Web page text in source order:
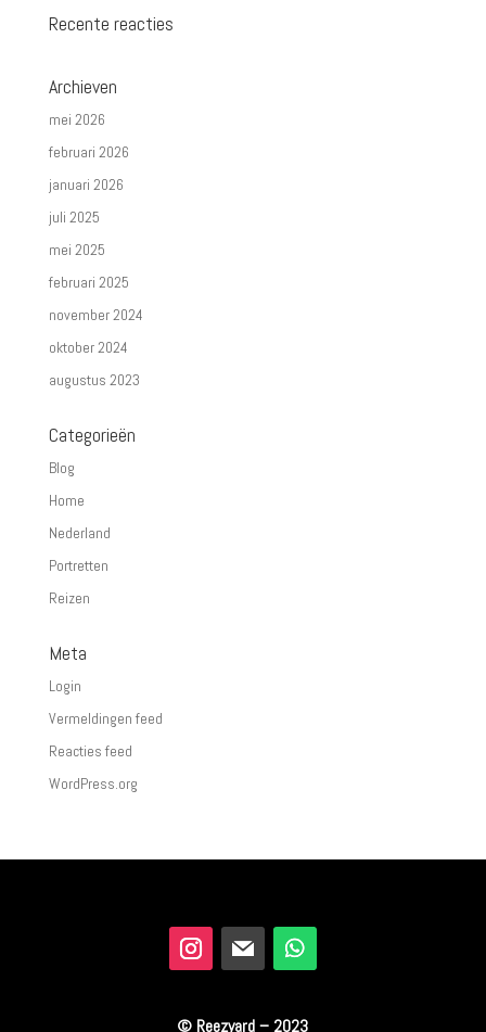
Recente reacties
Archieven
mei 2026
februari 2026
januari 2026
juli 2025
mei 2025
februari 2025
november 2024
oktober 2024
augustus 2023
Categorieën
Blog
Home
Nederland
Portretten
Reizen
Meta
Login
Vermeldingen feed
Reacties feed
WordPress.org
© Reezyard – 2023